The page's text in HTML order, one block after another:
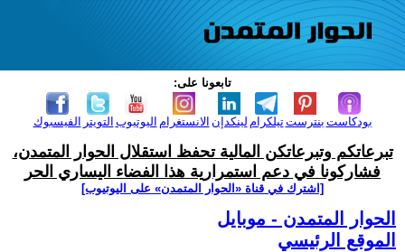
تابعونا على:
الفيسبوك التويتر اليوتيوب الانستغرام لينكدإن تيلكرامبنترست بودكاست
تبرعاتكم وتبرعاتكن المالية تحفظ استقلال الحوار المتمدن،
فشاركونا في دعم استمرارية هذا الفضاء اليساري الحر
[اشترك في قناة ‫«الحوار المتمدن» على اليوتيوب]
الحوار المتمدن - موبايل
الموقع الرئيسي